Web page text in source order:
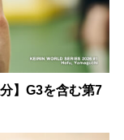
】G3を含む第7